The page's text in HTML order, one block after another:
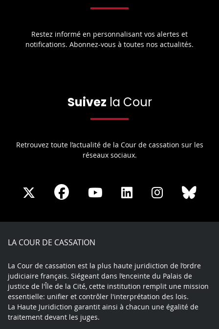
Restez informé en personnalisant vos alertes et
notifications. Abonnez-vous à toutes nos actualités.
Suivez la Cour
Retrouvez toute l’actualité de la Cour de cassation sur les
réseaux sociaux.
Share
X
Share
Facebook
Share
Youtube
Share
LinkedIn
Share
Instagram
LA COUR DE CASSATION
La Cour de cassation est la plus haute juridiction de l’ordre
judiciaire français. Siégeant dans l’enceinte du Palais de
justice de l'Île de la Cité, cette institution remplit une mission
essentielle: unifier et contrôler l'interprétation des lois.
La Haute Juridiction garantit ainsi à chacun une égalité de
traitement devant les juges.